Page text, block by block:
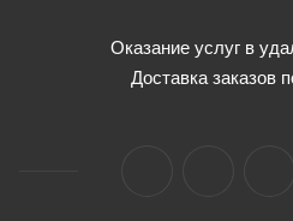
Оказание услуг в
Доставка заказов